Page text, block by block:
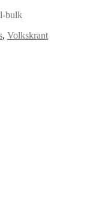
bulk
, Volkskrant